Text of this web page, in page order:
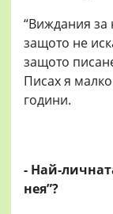
“Виждания за
защото не
защото
Писах я
години.
- Най-
нея”?